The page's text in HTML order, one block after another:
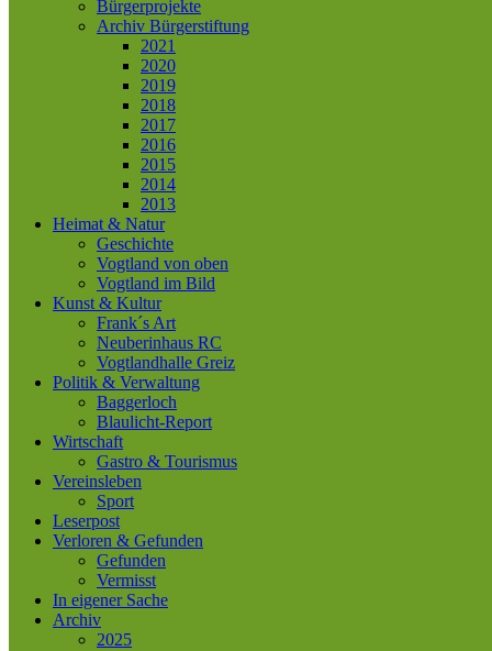
Bürgerprojekte
Archiv Bürgerstiftung
2021
2020
2019
2018
2017
2016
2015
2014
2013
Heimat & Natur
Geschichte
Vogtland von oben
Vogtland im Bild
Kunst & Kultur
Frank´s Art
Neuberinhaus RC
Vogtlandhalle Greiz
Politik & Verwaltung
Baggerloch
Blaulicht-Report
Wirtschaft
Gastro & Tourismus
Vereinsleben
Sport
Leserpost
Verloren & Gefunden
Gefunden
Vermisst
In eigener Sache
Archiv
2025